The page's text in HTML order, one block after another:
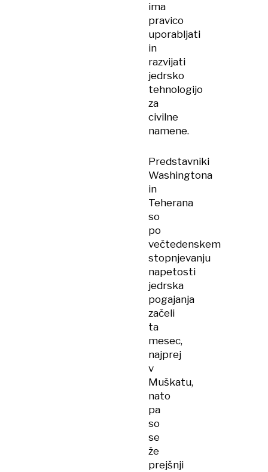
ima
pravico
uporabljati
in
razvijati
jedrsko
tehnologijo
za
civilne
namene.
Predstavniki
Washingtona
in
Teherana
so
po
večtedenskem
stopnjevanju
napetosti
jedrska
pogajanja
začeli
ta
mesec,
najprej
v
Muškatu,
nato
pa
so
se
že
prejšnji